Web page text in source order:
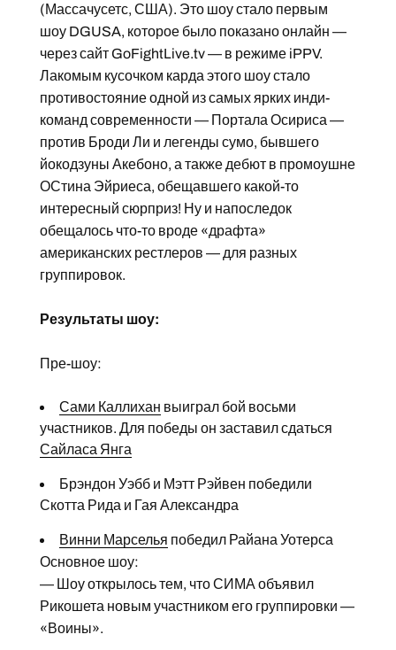
(Массачусетс, США). Это шоу стало первым
шоу DGUSA, которое было показано онлайн —
через сайт GoFightLive.tv — в режиме iPPV.
Лакомым кусочком карда этого шоу стало
противостояние одной из самых ярких инди-
команд современности — Портала Осириса —
против Броди Ли и легенды сумо, бывшего
йокодзуны Акебоно, а также дебют в промоушне
ОСтина Эйриеса, обещавшего какой-то
интересный сюрприз! Ну и напоследок
обещалось что-то вроде «драфта»
американских рестлеров — для разных
группировок.
Результаты шоу:
Пре-шоу:
Сами Каллихан выиграл бой восьми
участников. Для победы он заставил сдаться
Сайласа Янга
Брэндон Уэбб и Мэтт Рэйвен победили
Скотта Рида и Гая Александра
Винни Марселья победил Райана Уотерса
Основное шоу:
— Шоу открылось тем, что СИМА объявил
Рикошета новым участником его группировки —
«Воины».